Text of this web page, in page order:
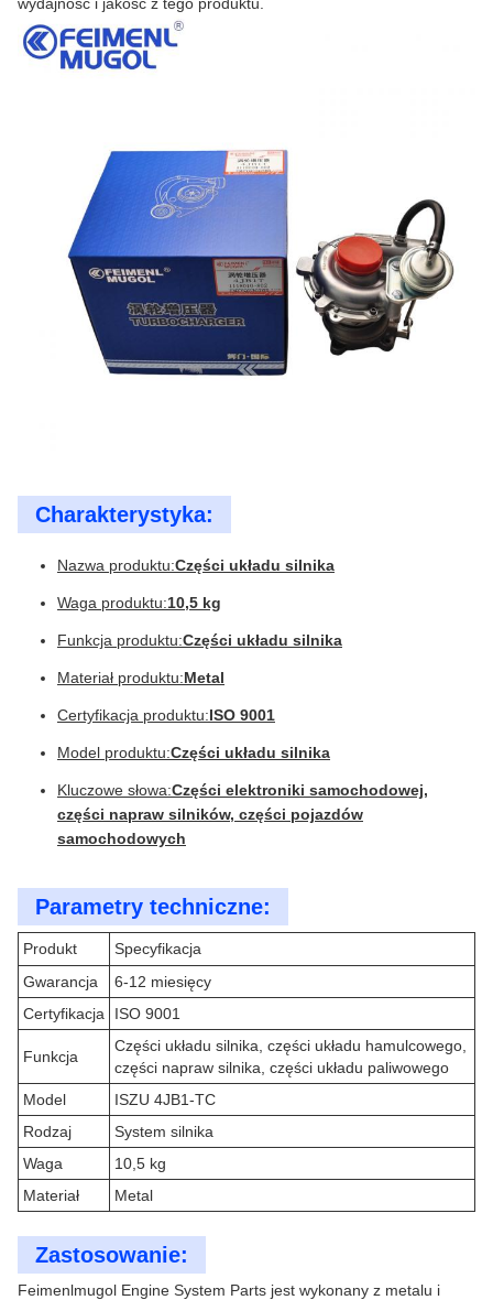
Charakterystyka:
Nazwa produktu:Części układu silnika
Waga produktu:10,5 kg
Funkcja produktu:Części układu silnika
Materiał produktu:Metal
Certyfikacja produktu:ISO 9001
Model produktu:Części układu silnika
Kluczowe słowa:Części elektroniki samochodowej,
części napraw silników, części pojazdów
samochodowych
Parametry techniczne:
Produkt
Specyfikacja
Gwarancja
6-12 miesięcy
Certyfikacja
ISO 9001
Funkcja
Części układu silnika, części układu hamulcowego,
części napraw silnika, części układu paliwowego
Model
ISZU 4JB1-TC
Rodzaj
System silnika
Waga
10,5 kg
Materiał
Metal
Zastosowanie:
Feimenlmugol Engine System Parts jest wykonany z metalu i